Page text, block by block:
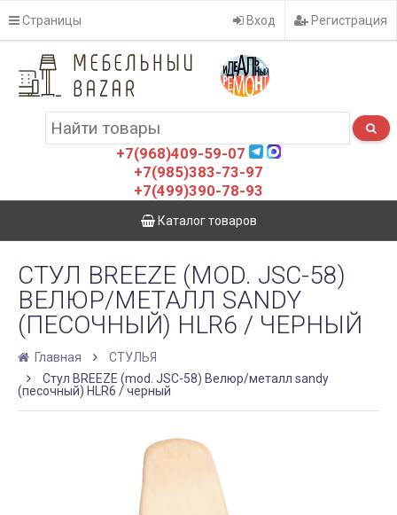
Страницы Вход Регистрация
+7(968)409-59-07
+7(985)383-73-97
+7(499)390-78-93
Каталог товаров
СТУЛ BREEZE (MOD. JSC-58)
ВЕЛЮР/МЕТАЛЛ SANDY
(ПЕСОЧНЫЙ) HLR6 / ЧЕРНЫЙ
Главная
СТУЛЬЯ
Стул BREEZE (mod. JSC-58) Велюр/металл sandy
(песочный) HLR6 / черный